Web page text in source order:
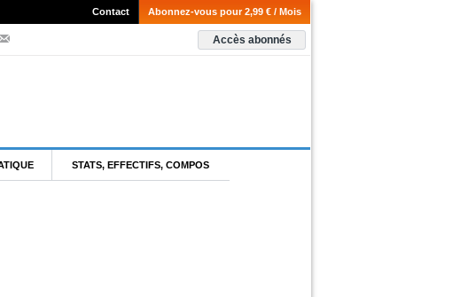
Abonnez-vous pour 2,99 € / Mois
Contact
Accès abonnés
STATS, EFFECTIFS, COMPOS